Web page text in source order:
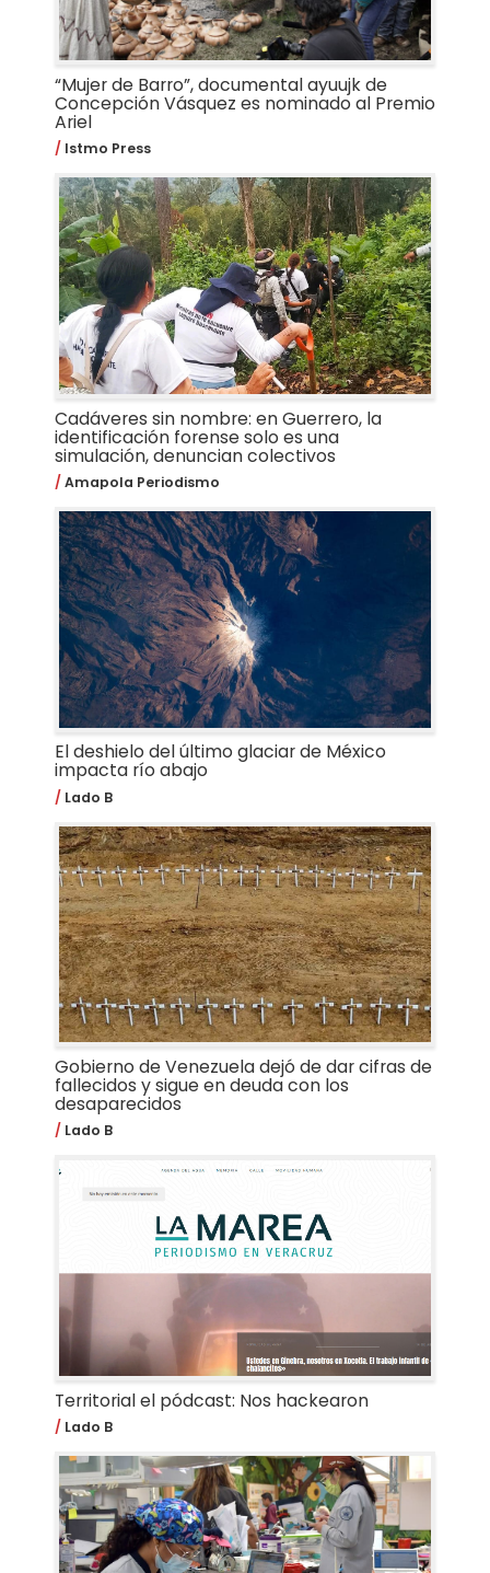
“Mujer de Barro”, documental ayuujk de
Concepción Vásquez es nominado al Premio
Ariel
Istmo Press
Cadáveres sin nombre: en Guerrero, la
identificación forense solo es una
simulación, denuncian colectivos
Amapola Periodismo
El deshielo del último glaciar de México
impacta río abajo
Lado B
Gobierno de Venezuela dejó de dar cifras de
fallecidos y sigue en deuda con los
desaparecidos
Lado B
Territorial el pódcast: Nos hackearon
Lado B